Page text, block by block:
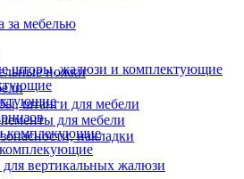
за мебелью
ножки
штанги для мебели
для мебели
накладки
шторы, жалюзи и комплектующие
комплекующие
вертикальных жалюзи